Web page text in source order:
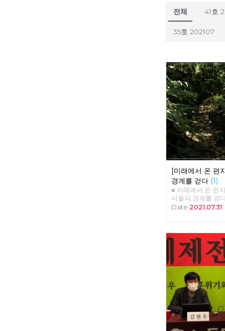
전체 41호
35호 202107
[미래에서 온 편
경계를 걷다 (1)
■ 미래에서 온 편
서울의 경계를 걷
김수경, 안보영, 유
모였다. 당 조직에
만 참가자의 3분
은물론 당원도 아
이후 2주마다 서울
서울 경계의 숲과
로 기록하기 시작
산, 망우산, 아차산
구릉산, 우면산,
산, 북한산을 거쳐
출발지이자 종착
넘는 시간 동안 이
을 공유한다. 여
Date 2021.07.31